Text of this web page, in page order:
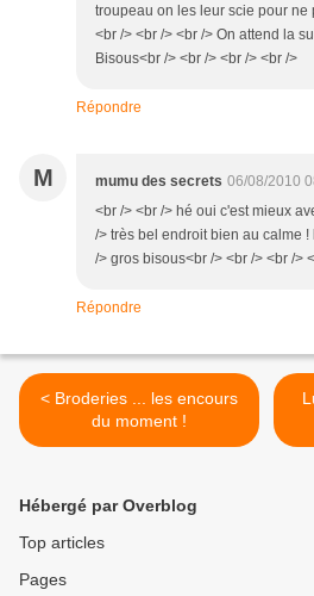
troupeau on les leur scie pour
<br /> <br /> <br /> On attend la
Bisous<br /> <br /> <br /> <br />
Répondre
M mumu des secrets 06/08/2010
<br /> <br /> hé oui c'est mieux
/> très bel endroit bien au calme
/> gros bisous<br /> <br /> <br />
Répondre
< Broderies ... les encours
du moment !
Hébergé par Overblog
Top articles
Pages